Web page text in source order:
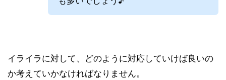
イライラに対して、どのように対応していけば良いの
か考えていかなければなりません。